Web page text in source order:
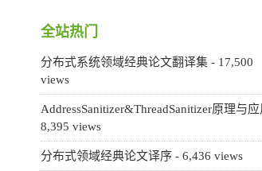
全站热门
分布式系统领域经典论文翻译集 - 17,500
views
AddressSanitizer&ThreadSanitizer原理与应
8,395 views
分布式领域经典论文译序 - 6,436 views